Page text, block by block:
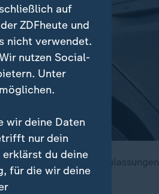
Anstieg der Neuzulassungen
attraktiver geworden.
auf
ZDFheute und
nicht verwendet.
nutzen Social-
Unter
wir deine Daten
nur dein
du deine
für die wir deine